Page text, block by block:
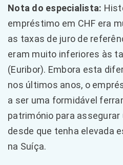
Nota do especialista:
empréstimo em CHF era
as taxas de juro de
eram muito inferiores às
(Euribor). Embora esta
nos últimos anos, o
a ser uma formidável
património para
desde que tenha elevada
na Suíça.